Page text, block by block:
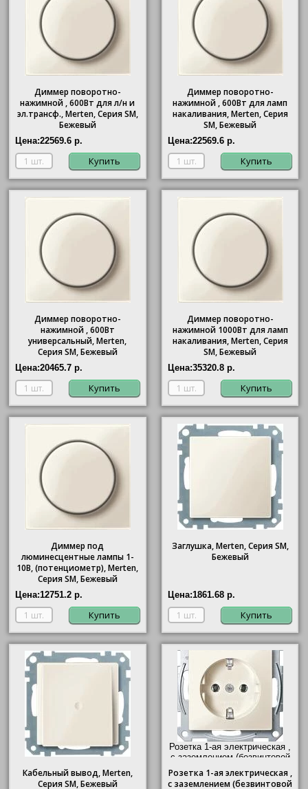
Диммер поворотно-
нажимной , 600Вт для л/н и
эл.трансф., Merten, Серия SM,
Бежевый
Цена:22569.6 р.
Купить
Диммер поворотно-
нажимной , 600Вт для ламп
накаливания, Merten, Серия
SM, Бежевый
Цена:22569.6 р.
Купить
Диммер поворотно-
нажимной , 600Вт
универсальный, Merten,
Серия SM, Бежевый
Цена:20465.7 р.
Купить
Диммер поворотно-
нажимной 1000Вт для ламп
накаливания, Merten, Серия
SM, Бежевый
Цена:35320.8 р.
Купить
Диммер под
люминесцентные лампы 1-
10В, (потенциометр), Merten,
Серия SM, Бежевый
Цена:12751.2 р.
Купить
Заглушка, Merten, Серия SM,
Бежевый
Цена:1861.68 р.
Купить
Кабельный вывод, Merten,
Серия SM, Бежевый
Розетка 1-ая электрическая ,
с заземлением (безвинтовой
Розетка1-ая электрическая ,
с заземлением (безвинтовой